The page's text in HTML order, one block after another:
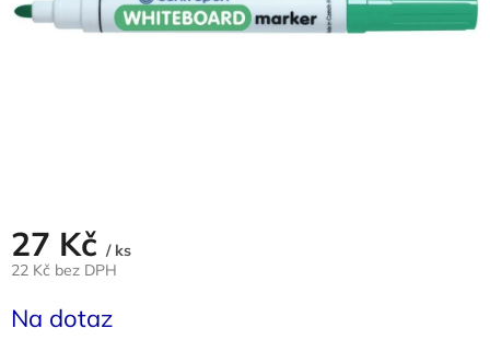
27 Kč / ks
22 Kč bez DPH
cena:
Na dotaz